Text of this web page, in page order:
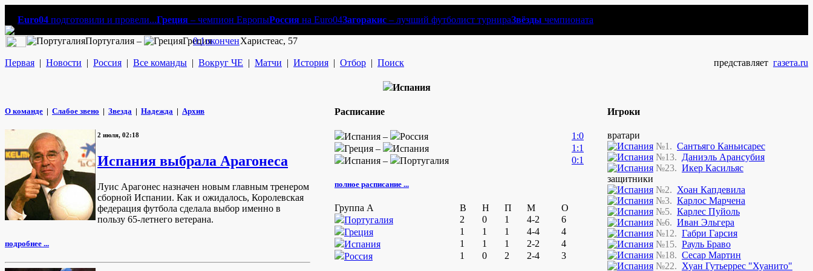
Euro04 подготовили и провели...Греция – чемпион ЕвропыРоссия на Euro04Загоракис – лучший футболист турнираЗвёзды чемпионата
Португалия – Греция
0:1оконченХаристеас, 57
Первая | Новости | Россия | Все команды | Вокруг ЧЕ | Матчи | История | Отбор | Поиск представляет газета.ru
Испания
О команде | Слабое звено | Звезда | Надежда | Архив
2 июля, 02:18
Испания выбрала Арагонеса
Луис Арагонес назначен новым главным тренером
сборной Испании. Как и ожидалось, Королевская
федерация футбола сделала выбор именно в
пользу 65-летнего ветерана.
подробнее ...
Расписание
Испания – Россия
1:0
Греция –
Испания
1:1
Испания –
Португалия 0:1
полное расписание ...
Группа A В Н П М
О
Португалия
2 0 1 4-2
6
Греция
1 1 1 4-4
4
Испания
1 1 1 2-2
4
Россия
1 0 2 2-4 3
Игроки
вратари
№1. Сантьяго Каньисарес
№13. Даниэль Арансубия
№23. Икер Касильяс
защитники
№2. Хоан Капдевила
№3. Карлос Марчена
№5. Карлес Пуйоль
№6. Иван Эльгера
№12. Габри Гарсия
№15. Рауль Браво
№18. Сесар Мартин
№22. Хуан Гутьеррес "Хуанито"